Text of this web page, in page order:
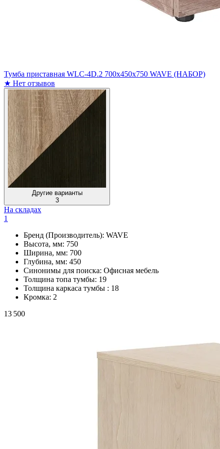
Тумба приставная WLC-4D.2 700х450х750 WAVE (НАБОР)
★ Нет отзывов
Другие варианты
3
На складах
1
Бренд (Производитель): WAVE
Высота, мм: 750
Ширина, мм: 700
Глубина, мм: 450
Синонимы для поиска: Офисная мебель
Толщина топа тумбы: 19
Толщина каркаса тумбы : 18
Кромка: 2
13 500